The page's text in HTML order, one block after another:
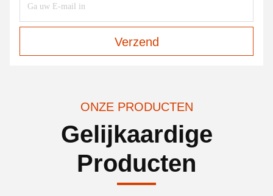
Verzend
ONZE PRODUCTEN
Gelijkaardige
Producten